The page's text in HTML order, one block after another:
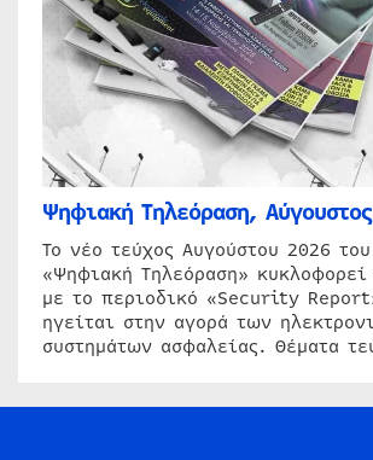
Ψηφιακή Τηλεόραση,
Το νέο τεύχος Αυγούστου 2026
«Ψηφιακή Τηλεόραση» κυκλοφορεί
με το περιοδικό «Security
ηγείται στην αγορά των
συστημάτων ασφαλείας. Θέματα